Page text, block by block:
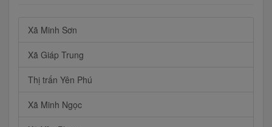
Xã Minh Sơn
Xã Giáp Trung
Thị trấn Yên Phú
Xã Minh Ngọc